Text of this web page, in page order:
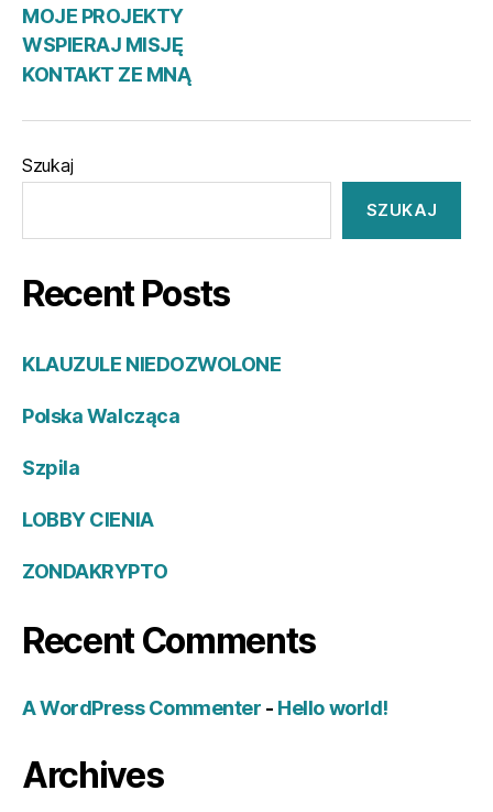
MOJE PROJEKTY
WSPIERAJ MISJĘ
KONTAKT ZE MNĄ
Szukaj
SZUKAJ
Recent Posts
KLAUZULE NIEDOZWOLONE
Polska Walcząca
Szpila
LOBBY CIENIA
ZONDAKRYPTO
Recent Comments
A WordPress Commenter - Hello world!
Archives